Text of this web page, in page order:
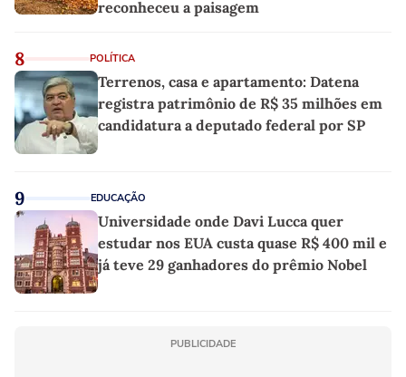
reconheceu a paisagem
8 POLÍTICA
Terrenos, casa e apartamento: Datena
registra patrimônio de R$ 35 milhões em
candidatura a deputado federal por SP
9 EDUCAÇÃO
Universidade onde Davi Lucca quer
estudar nos EUA custa quase R$ 400 mil e
já teve 29 ganhadores do prêmio Nobel
PUBLICIDADE